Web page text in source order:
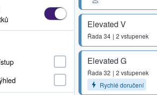
Elevated V
Řada 34 2 vstupenek
Elevated G
Řada 32
2 vstupenek
Rychlé doručení